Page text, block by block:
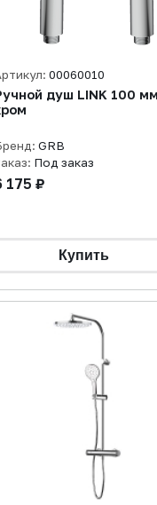
00060010
душ LINK 100
GRB
Под заказ
175 ₽